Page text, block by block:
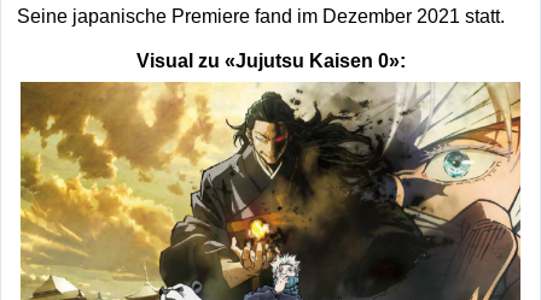
Seine japanische Premiere fand im Dezember 2021 statt.
Visual zu «Jujutsu Kaisen 0»: